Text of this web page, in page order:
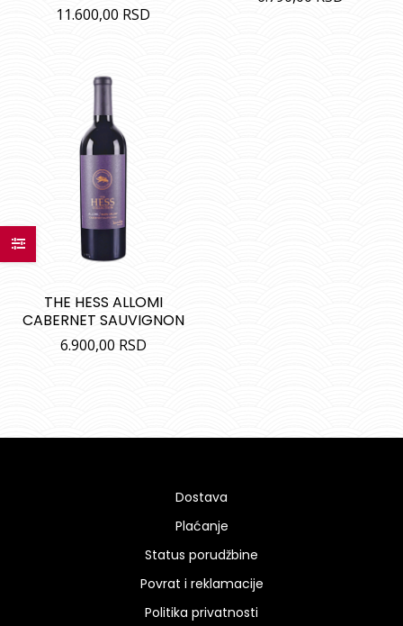
11.600,00 RSD
THE HESS ALLOMI
CABERNET SAUVIGNON
6.900,00 RSD
Dostava
Plaćanje
Status porudžbine
Povrat i reklamacije
Politika privatnosti